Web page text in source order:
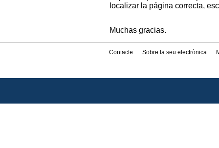
localizar la página correcta,
Muchas gracias.
Contacte Sobre la seu electrònica